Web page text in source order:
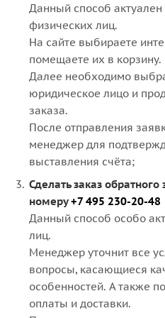
Данный способ
физических лиц.
На сайте выбираете
помещаете их в корзину.
Далее необходимо
юридическое лицо и
заказа.
После отправления
менеджер для
выставления счёта;
Сделать заказ
номеру+7 495 230-20-48
Данный способ особо
лиц.
Менеджер уточнит все
вопросы, касающиеся
особенностей. А также
оплаты и доставки.